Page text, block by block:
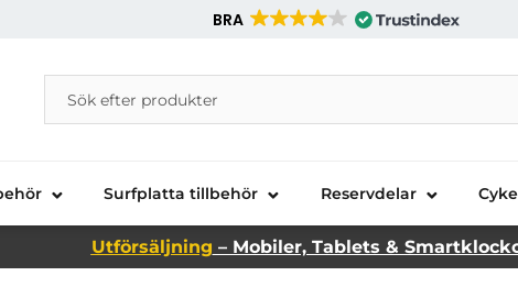
BRA
Telecom AB
Sök
Sök på Danira Telecom AB
Surfplatta tillbehör Reservdelar
Utförsäljning – Mobiler, Tablets &